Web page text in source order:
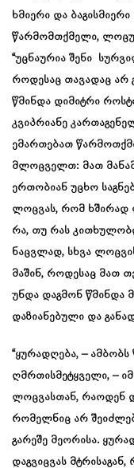
ხმიერი და
წარმომთქმელი,
“უცნაურია შენი
როდესაც თავადაც არ
წმინდა დიმიტრი
კვიპრიანე
ემართებათ
მლოცველთ: მათ მანამ
ერთობიან უცხო
ლოცვას, რომ ხშირად
რა, თუ რას
ნაცვლად, სხვა
მაშინ, როდესაც მათ
უნდა დაგმონ წმინდა
დაზიანებული და
“ყურადღება, –
ღმრთისმეტყველი, –
ლოცვასთან, რაოდენ
რომელნიც არ
გარეშე მეორისა.
დაგვიცვას